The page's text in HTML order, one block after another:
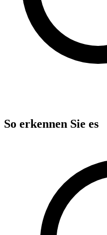
So erkennen Sie es